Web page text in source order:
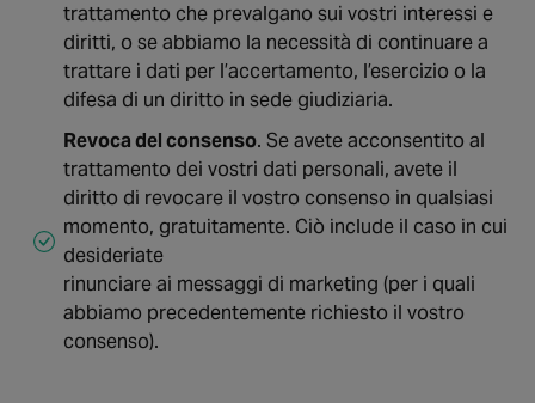
trattamento che prevalgano sui vostri interessi e
diritti, o se abbiamo la necessità di continuare a
trattare i dati per l’accertamento, l’esercizio o la
difesa di un diritto in sede giudiziaria.
Revoca del consenso. Se avete acconsentito al
trattamento dei vostri dati personali, avete il
diritto di revocare il vostro consenso in qualsiasi
momento, gratuitamente. Ciò include il caso in cui
desideriate
rinunciare ai messaggi di marketing (per i quali
abbiamo precedentemente richiesto il vostro
consenso).